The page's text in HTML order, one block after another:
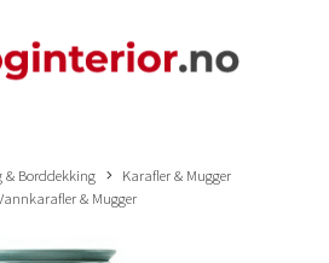
& Borddekking
Karafler & Mugger
& Mugger